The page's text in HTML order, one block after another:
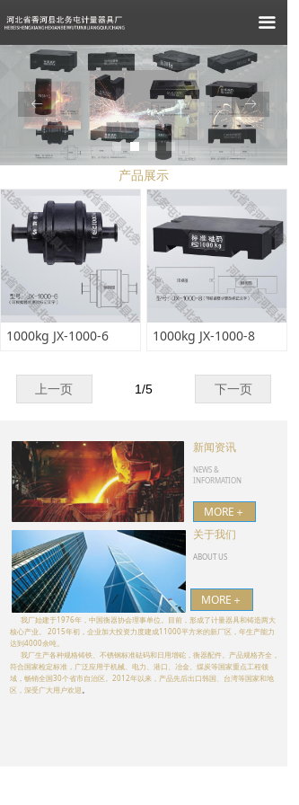
끀
ꂃ ꁹ
产品展示
1000kg JX-1000-6 1000kg JX-1000-8
上一页 下一页
1/5
新闻资讯
NEWS &
INFORMATION
MORE＋
我厂始建于1976年，中国衡器协会理事单位。目前，形成了计量器具和铸造两大
核心产业。 2015年初，企业加大投资力度建成11000平方米的新厂区，年生产能力
达到4000余吨。
我厂生产各种规格铸铁、不锈钢标准砝码和日用增砣，衡器配件。产品规格齐全，
符合国家检定标准，广泛应用于机械、电力、港口、冶金、煤炭等国家重点工程领
域，畅销全国30个省市自治区。2012年以来，产品先后出口韩国、台湾等国家和地
区，深受广大用户欢迎
关于我们
ABOUT US
MORE＋